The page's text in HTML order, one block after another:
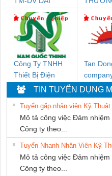
DONG THANH
NAM
Công Ty TNHH
Thiết Bị Điện
Nam Quốc Thịnh
Tan
TIN TUYỂN DỤNG
Tuyển gấp nhân viên Kỹ
Mô tả công việc Đảm
Công ty theo...
Tuyển Nhanh Nhân Viên Kỹ
Mô tả công việc Đảm
Công ty theo...